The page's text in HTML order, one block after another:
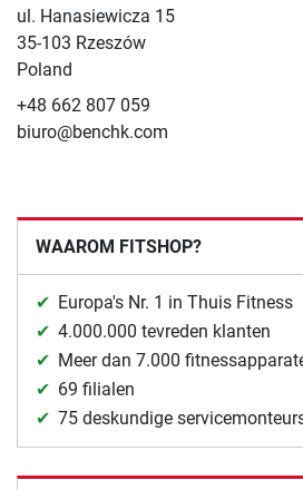
ul. Hanasiewicza 15
35-103 Rzeszów
Poland
+48 662 807 059
biuro@benchk.com
WAAROM FITSHOP?
Europa's Nr. 1 in Thuis Fitness
4.000.000 tevreden klanten
Meer dan 7.000
69 filialen
75 deskundige